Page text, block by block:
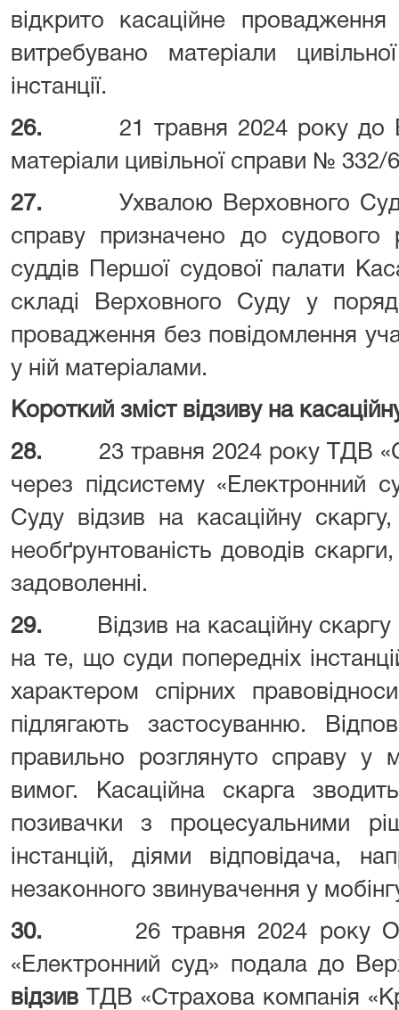
відкрито касаційне
витребувано матеріали
інстанції.
26.21 травня 2024 року до
матеріали цивільної справи № 332/
27. Ухвалою Верховного
справу призначено до судового
суддів Першої судової палати
складі Верховного Суду у
провадження без повідомлення
у ній матеріалами.
Короткий зміст відзиву на
28. 23 травня 2024 року ТДВ
через підсистему «Електронний
Суду відзив на касаційну
необґрунтованість доводів
задоволенні.
29.
Відзив на касаційну
на те, що суди попередніх
характером спірних
підлягають застосуванню.
правильно розглянуто справу у
вимог. Касаційна скарга
позивачки з процесуальними
інстанцій, діями відповідача,
незаконного звинувачення у
30.26 травня 2024 року
«Електронний суд» подала до
відзив ТДВ «Страхова компанія